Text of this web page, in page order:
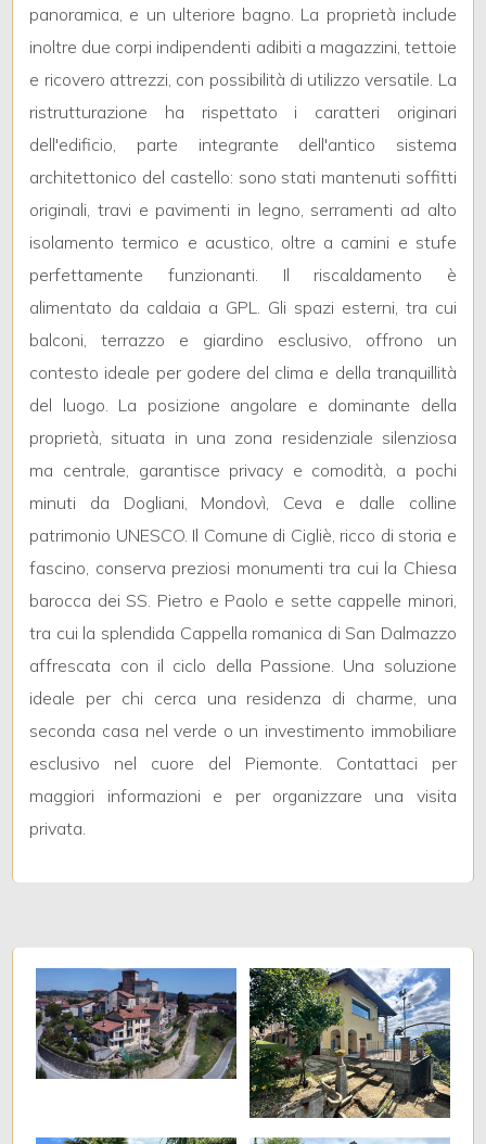
panoramica, e un ulteriore bagno. La proprietà include
inoltre due corpi indipendenti adibiti a magazzini, tettoie
e ricovero attrezzi, con possibilità di utilizzo versatile. La
ristrutturazione ha rispettato i caratteri originari
dell'edificio, parte integrante dell'antico sistema
architettonico del castello: sono stati mantenuti soffitti
originali, travi e pavimenti in legno, serramenti ad alto
isolamento termico e acustico, oltre a camini e stufe
perfettamente funzionanti. Il riscaldamento è
alimentato da caldaia a GPL. Gli spazi esterni, tra cui
balconi, terrazzo e giardino esclusivo, offrono un
contesto ideale per godere del clima e della tranquillità
del luogo. La posizione angolare e dominante della
proprietà, situata in una zona residenziale silenziosa
ma centrale, garantisce privacy e comodità, a pochi
minuti da Dogliani, Mondovì, Ceva e dalle colline
patrimonio UNESCO. Il Comune di Cigliè, ricco di storia e
fascino, conserva preziosi monumenti tra cui la Chiesa
barocca dei SS. Pietro e Paolo e sette cappelle minori,
tra cui la splendida Cappella romanica di San Dalmazzo
affrescata con il ciclo della Passione. Una soluzione
ideale per chi cerca una residenza di charme, una
seconda casa nel verde o un investimento immobiliare
esclusivo nel cuore del Piemonte. Contattaci per
maggiori informazioni e per organizzare una visita
privata.
Qualsiasi
1
2
3
Camere
minime
Qualsiasi
4
5+
Altre
opzioni
multiscelta